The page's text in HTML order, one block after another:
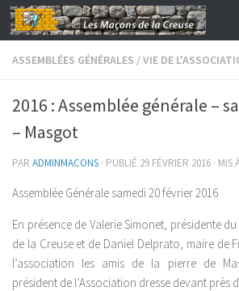
Skip to content
ASSEMBLÉES GÉNÉRALES /VIE DE
2016 : Assemblée générale –
– Masgot
PAR ADMINMACONS · PUBLIÉ 29 FÉVRIER 2016 · MIS
Assemblée Générale samedi 20 février 2016
En présence de Valerie Simonet, présidente
de la Creuse et de Daniel Delprato, maire de
l’association les amis de la pierre de
président de l’Association dresse devant près